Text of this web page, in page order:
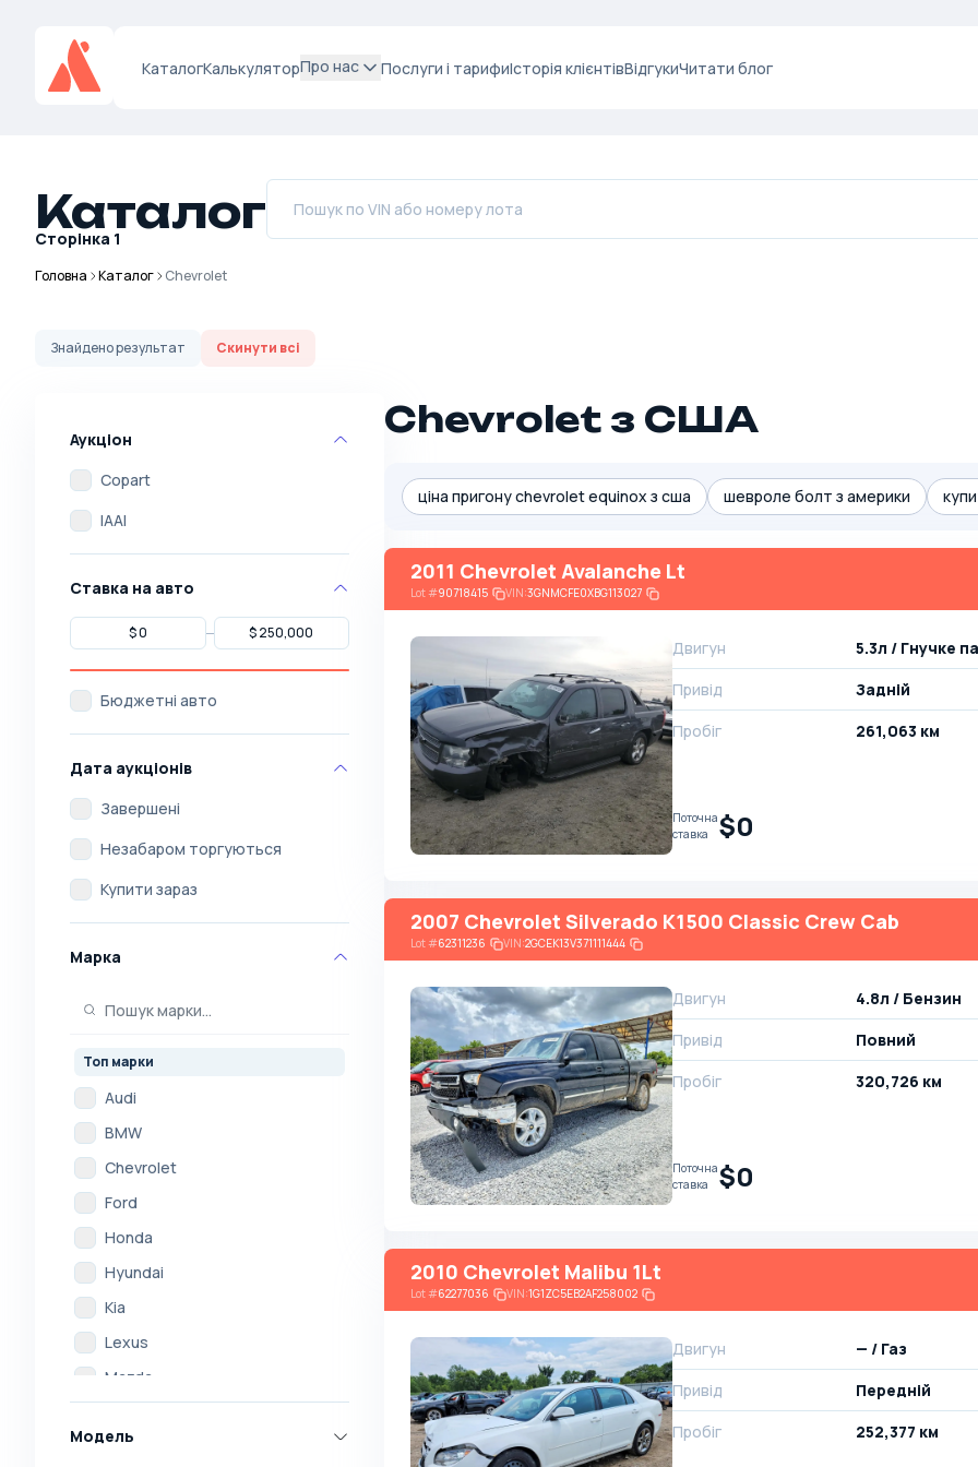
КаталогКалькуляторПро нас Послуги і тарифиІсторія клієнтівВідгукиЧитати блог
Каталог
Сторінка 1
Головна Каталог Chevrolet
Знайденорезультат Скинути всі
Аукціон
Copart
IAAI
Ставка на авто
Бюджетні авто
Дата аукціонів
Завершені
Незабаром торгуються
Купити зараз
Марка
Топ марки
Audi
BMW
Chevrolet
Ford
Honda
Hyundai
Kia
Lexus
Mazda
Mitsubishi
Модель
Chevrolet з США
ціна пригону chevrolet equinox з сша шевроле болт з америки
2011 Chevrolet Avalanche Lt
Lot#90718415 VIN:3GNMCFE0XBG113027
Двигун
5.3л / Гнучке
Привід
Задній
Пробіг
261,063 км
Поточна
ставка
$0
2007 Chevrolet Silverado K1500 Classic Crew Cab
Lot#62311236 VIN:2GCEK13V371111444
Двигун
4.8л / Бензин
Привід
Повний
Пробіг
320,726 км
Поточна
ставка
$0
2010 Chevrolet Malibu 1Lt
Lot#62277036 VIN:1G1ZC5EB2AF258002
Двигун
— / Газ
Привід
Передній
Пробіг
252,377 км